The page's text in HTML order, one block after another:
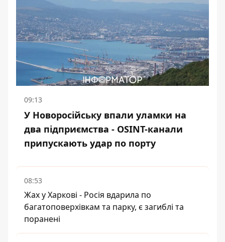
09:13
У Новоросійську впали уламки на
два підприємства - OSINT-канали
припускають удар по порту
08:53
Жах у Харкові - Росія вдарила по
багатоповерхівкам та парку, є загиблі та
поранені